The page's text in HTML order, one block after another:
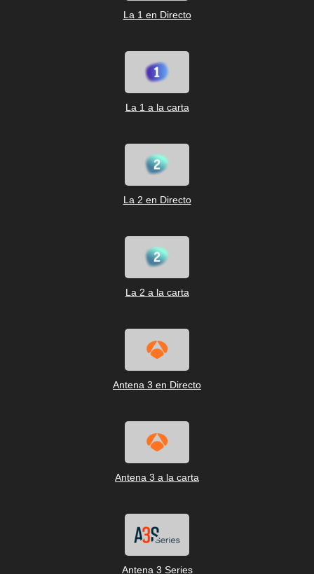
La 1 en Directo
La 1 a la carta
La 2 en Directo
La 2 a la carta
Antena 3 en Directo
Antena 3 a la carta
Antena 3 Series